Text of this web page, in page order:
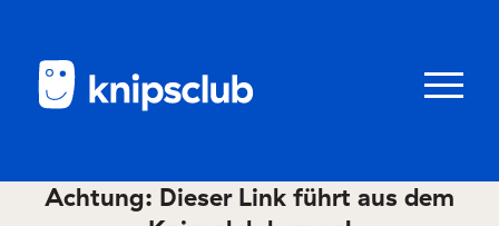
Menü
Achtung: Dieser Link führt aus dem